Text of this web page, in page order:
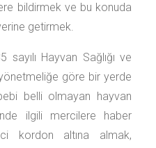
bildirmek ve bu konuda
getirmek.
Hayvan Sağlığı ve
göre bir yerde
belli olmayan hayvan
ilgili mercilere haber
kordon altına almak,